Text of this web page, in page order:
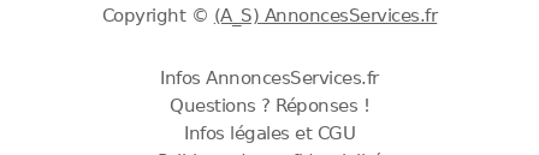
Copyright © (A_S) AnnoncesServices.fr
Infos AnnoncesServices.fr
Questions ? Réponses !
Infos légales et CGU